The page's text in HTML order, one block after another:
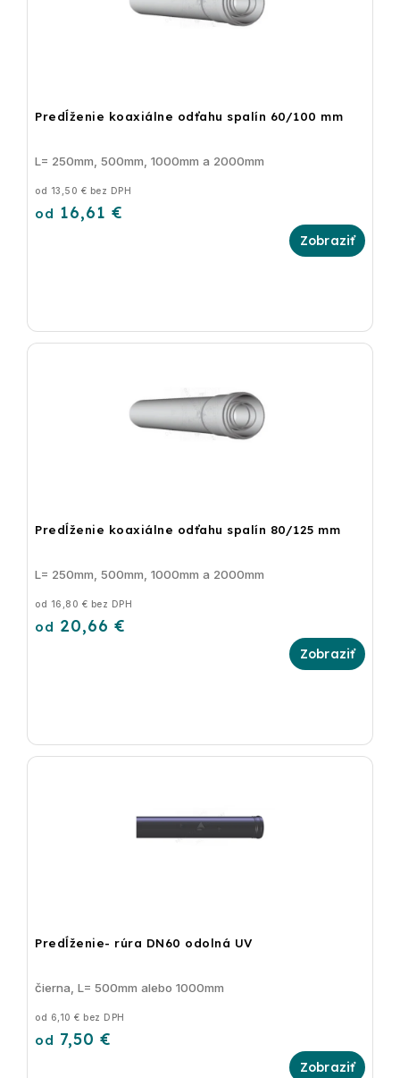
Predĺženie koaxiálne odťahu spalín 60/100 mm
od 13,50 € bez DPH
od 16,61 €
L= 250mm, 500mm, 1000mm a 2000mm
Predĺženie koaxiálne odťahu spalín 80/125 mm
od 16,80 € bez DPH
od 20,66 €
L= 250mm, 500mm, 1000mm a 2000mm
Predĺženie- rúra DN60 odolná UV
od 6,10 € bez DPH
od 7,50 €
čierna, L= 500mm alebo 1000mm